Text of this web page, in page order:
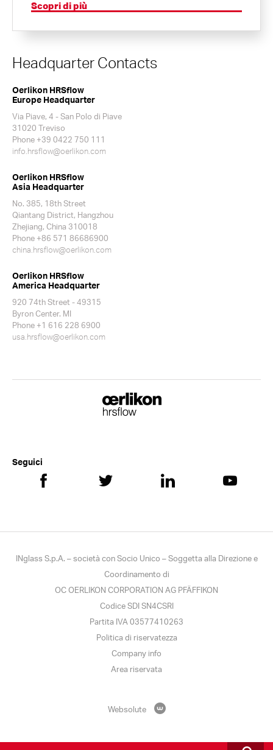
Scopri di più
Headquarter Contacts
Oerlikon HRSflow
Europe Headquarter
Via Piave, 4 - San Polo di Piave
31020 Treviso
Phone +39 0422 750 111
info.hrsflow@oerlikon.com
Oerlikon HRSflow
Asia Headquarter
No. 385, 18th Street
Qiantang District, Hangzhou
Zhejiang, China 310018
Phone +86 571 86686900
china.hrsflow@oerlikon.com
Oerlikon HRSflow
America Headquarter
920 74th Street - 49315
Byron Center. MI
Phone +1 616 228 6900
usa.hrsflow@oerlikon.com
Seguici
INglass S.p.A. – società con Socio Unico – Soggetta alla Direzione e
Coordinamento di
OC OERLIKON CORPORATION AG PFÄFFIKON
Codice SDI SN4CSRI
Partita IVA 03577410263
Politica di riservatezza
Company info
Area riservata
Websolute